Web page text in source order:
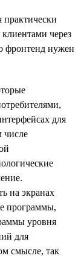
практически
через
фронтенд нужен
для
числе
на экранах
программы,
уровня
для
смысле, так